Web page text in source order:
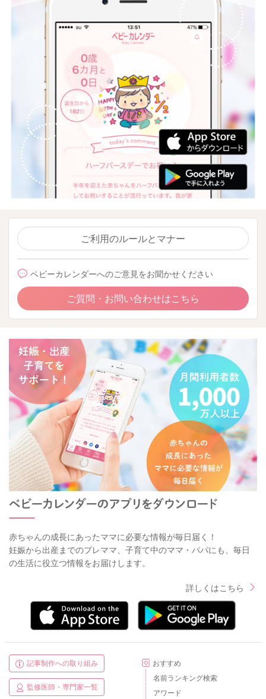
ご利用のルールとマナー
ベビーカレンダーへのご意見をお聞かせください
ご質問・お問い合わせはこちら
赤ちゃんの成長にあったママに必要な情報が毎日届く！
妊娠から出産までのプレママ、子育て中のママ・パパにも、毎日
の生活に役立つ情報をお届けします。
詳しくはこちら
記事制作への取り組み
監修医師・専門家一覧
おすすめ
名前ランキング検索
アワード